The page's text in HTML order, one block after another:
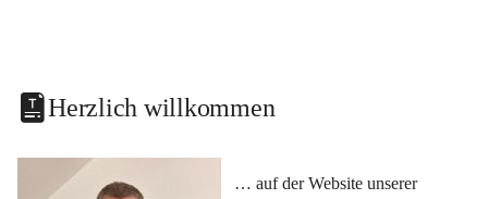
Herzlich willkommen
… auf der Website unserer